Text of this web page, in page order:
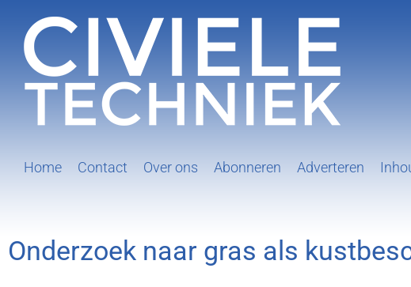
inhoud
Home Contact Over ons Abonneren Adverteren
Onderzoek naar gras als